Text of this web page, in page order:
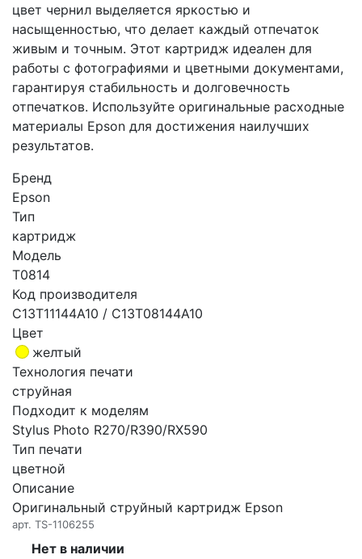
цвет чернил выделяется яркостью и
насыщенностью, что делает каждый отпечаток
живым и точным. Этот картридж идеален для
работы с фотографиями и цветными документами,
гарантируя стабильность и долговечность
отпечатков. Используйте оригинальные расходные
материалы Epson для достижения наилучших
результатов.
Бренд
Epson
Тип
картридж
Модель
T0814
Код производителя
C13T11144A10 / C13T08144A10
Цвет
желтый
Технология печати
струйная
Подходит к моделям
Stylus Photo R270/R390/RX590
Тип печати
цветной
Описание
Оригинальный струйный картридж Epson
арт. TS-1106255
Нет в наличии